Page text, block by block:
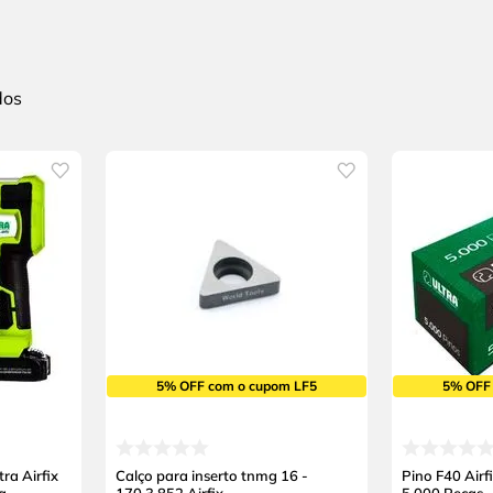
Airfix
5% OFF com o cupom LF5
Calço para inserto tnmg 16 -
5%
Pino F40